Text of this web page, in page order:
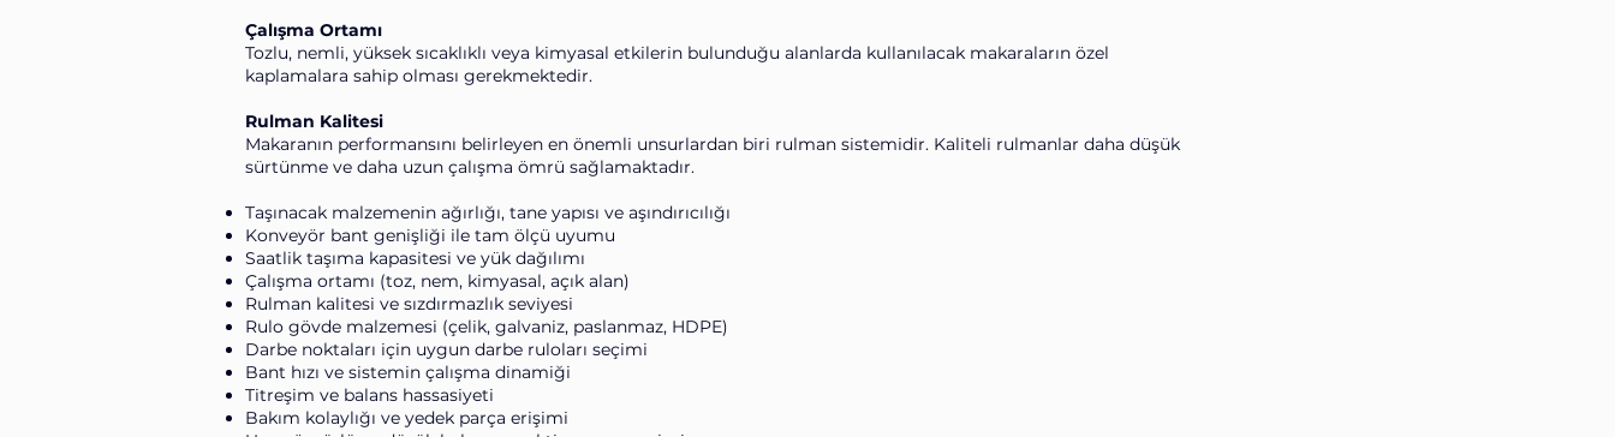
Çalışma Ortamı
Tozlu, nemli, yüksek sıcaklıklı veya kimyasal etkilerin bulunduğu alanlarda kullanılacak makaraların özel
kaplamalara sahip olması gerekmektedir.
Rulman Kalitesi
Makaranın performansını belirleyen en önemli unsurlardan biri rulman sistemidir. Kaliteli rulmanlar daha düşük
sürtünme ve daha uzun çalışma ömrü sağlamaktadır.
Taşınacak malzemenin ağırlığı, tane yapısı ve aşındırıcılığı
Konveyör bant genişliği ile tam ölçü uyumu
Saatlik taşıma kapasitesi ve yük dağılımı
Çalışma ortamı (toz, nem, kimyasal, açık alan)
Rulman kalitesi ve sızdırmazlık seviyesi
Rulo gövde malzemesi (çelik, galvaniz, paslanmaz, HDPE)
Darbe noktaları için uygun darbe ruloları seçimi
Bant hızı ve sistemin çalışma dinamiği
Titreşim ve balans hassasiyeti
Bakım kolaylığı ve yedek parça erişimi